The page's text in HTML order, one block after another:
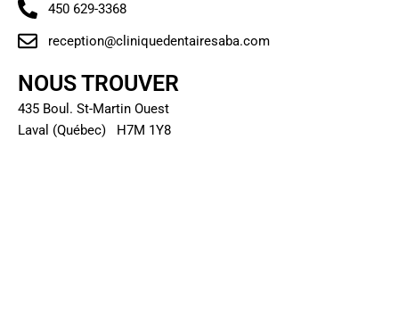
450 629-3368
reception@cliniquedentairesaba.com
NOUS TROUVER
435 Boul. St-Martin Ouest
Laval (Québec) H7M 1Y8